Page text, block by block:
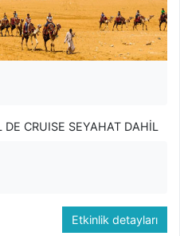
CRUISE SEYAHAT DAHİL
Etkinlik detayları